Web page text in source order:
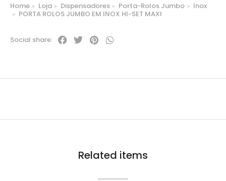
You are here:
Home Loja Dispensadores Porta-Rolos Jumbo
Inox
PORTA ROLOS JUMBO EM INOX HI-SET MAXI
Social share:
Related items